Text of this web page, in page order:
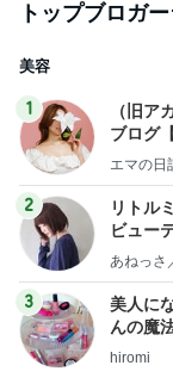
トップブロガ
美容
1
（旧ア
ブログ
社売却
エマの日
2
リトル
ビュー
little
あねっさ
3
美人に
んの魔
hiromi